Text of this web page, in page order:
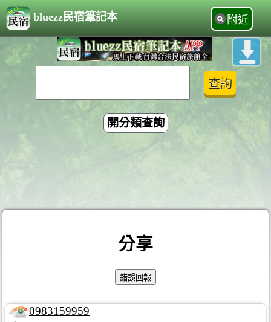
bluezz民宿筆記本 附近
開分類查詢
分享
0983159959